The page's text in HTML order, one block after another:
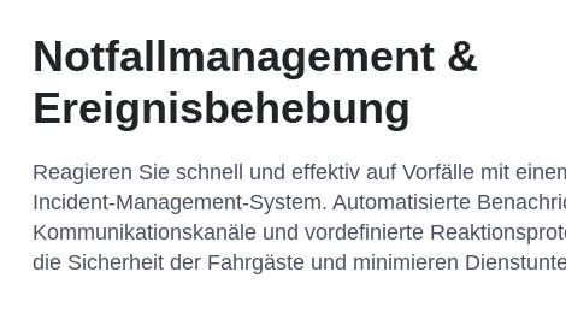
Notfallmanagement &
Ereignisbehebung
Reagieren Sie schnell und effektiv auf Vorfälle mit
Incident-Management-System. Automatisierte
Kommunikationskanäle und vordefinierte
die Sicherheit der Fahrgäste und minimieren